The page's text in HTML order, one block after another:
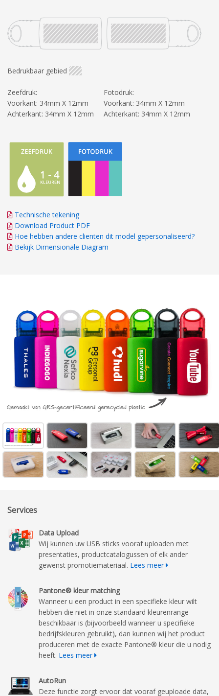
Bedrukbaar gebied
Zeefdruk:
Voorkant: 34mm X 12mm
Achterkant: 34mm X 12mm
Fotodruk:
Voorkant: 34mm X 12mm
Achterkant: 34mm X 12mm
Technische tekening
Download Product PDF
Hoe hebben andere clienten dit model gepersonaliseerd?
Bekijk Dimensionale Diagram
Services
Data Upload
Wij kunnen uw USB sticks vooraf uploaden met
presentaties, productcatalogussen of elk ander
gewenst promotiemateriaal. Lees meer
Pantone® kleur matching
Wanneer u een product in een specifieke kleur wilt
hebben die niet in onze standaard kleurenrange
beschikbaar is (bijvoorbeeld wanneer u specifieke
bedrijfskleuren gebruikt), dan kunnen wij het product
produceren met de exacte Pantone® kleur die u nodig
heeft. Lees meer
AutoRun
Deze functie zorgt ervoor dat vooraf geuploade data,